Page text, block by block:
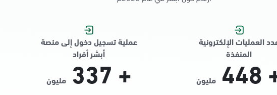
العمليات الإلكترونية
المنفذة
448 مليون
عملية تسجيل دخول إلى منصة
أبشر أفراد
+
337 مليون